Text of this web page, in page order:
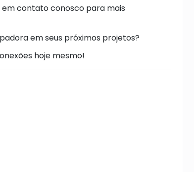
contato conosco para mais
em seus próximos projetos?
hoje mesmo!